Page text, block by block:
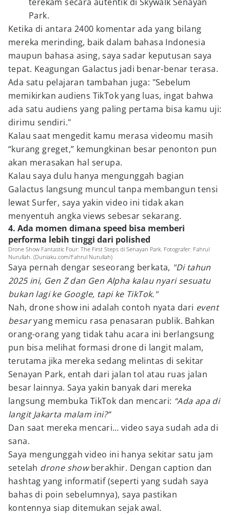
Park.
Ketika di antara 2400 komentar ada yang bilang
mereka merinding, baik dalam bahasa Indonesia
maupun bahasa asing, saya sadar keputusan saya
tepat. Keagungan Galactus jadi benar-benar terasa.
Ada satu pelajaran tambahan juga: "Sebelum
memikirkan audiens TikTok yang luas, ingat bahwa
ada satu audiens yang paling pertama bisa kamu uji:
dirimu sendiri."
Kalau saat mengedit kamu merasa videomu masih
“kurang greget,” kemungkinan besar penonton pun
akan merasakan hal serupa.
Kalau saya dulu hanya mengunggah bagian
Galactus langsung muncul tanpa membangun tensi
lewat Surfer, saya yakin video ini tidak akan
menyentuh angka views sebesar sekarang.
4. Ada momen dimana speed bisa memberi
performa lebih tinggi dari polished
Drone Show Fantastic Four: The First Steps di Senayan Park. Fotografer: Fahrul
Nurullah. (Duniaku.com/Fahrul Nurullah)
Saya pernah dengar seseorang berkata, "Di tahun
2025 ini, Gen Z dan Gen Alpha kalau nyari sesuatu
bukan lagi ke Google, tapi ke TikTok."
Nah, drone show ini adalah contoh nyata dari event
besaryang memicu rasa penasaran publik. Bahkan
orang-orang yang tidak tahu acara ini berlangsung
pun bisa melihat formasi drone di langit malam,
terutama jika mereka sedang melintas di sekitar
Senayan Park, entah dari jalan tol atau ruas jalan
besar lainnya. Saya yakin banyak dari mereka
langsung membuka TikTok dan mencari: “Ada apa di
langit Jakarta malam ini?”
Dan saat mereka mencari… video saya sudah ada di
sana.
Saya mengunggah video ini hanya sekitar satu jam
setelah drone showberakhir. Dengan caption dan
hashtag yang informatif (seperti yang sudah saya
bahas di poin sebelumnya), saya pastikan
kontennya siap ditemukan sejak awal.